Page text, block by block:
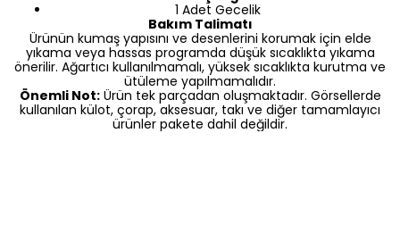
1 Adet Gecelik
Bakım Talimatı
Ürünün kumaş yapısını ve desenlerini korumak için elde
yıkama veya hassas programda düşük sıcaklıkta yıkama
önerilir. Ağartıcı kullanılmamalı, yüksek sıcaklıkta kurutma ve
ütüleme yapılmamalıdır.
Önemli Not:Ürün tek parçadan oluşmaktadır. Görsellerde
kullanılan külot, çorap, aksesuar, takı ve diğer tamamlayıcı
ürünler pakete dahil değildir.